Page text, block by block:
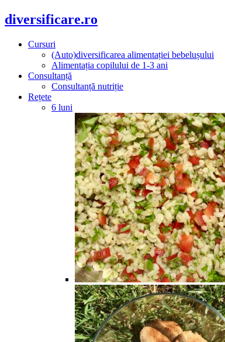
diversificare.ro
Cursuri
(Auto)diversificarea alimentației bebelușului
Alimentația copilului de 1-3 ani
Consultanță
Consultanță nutriție
Rețete
6 luni